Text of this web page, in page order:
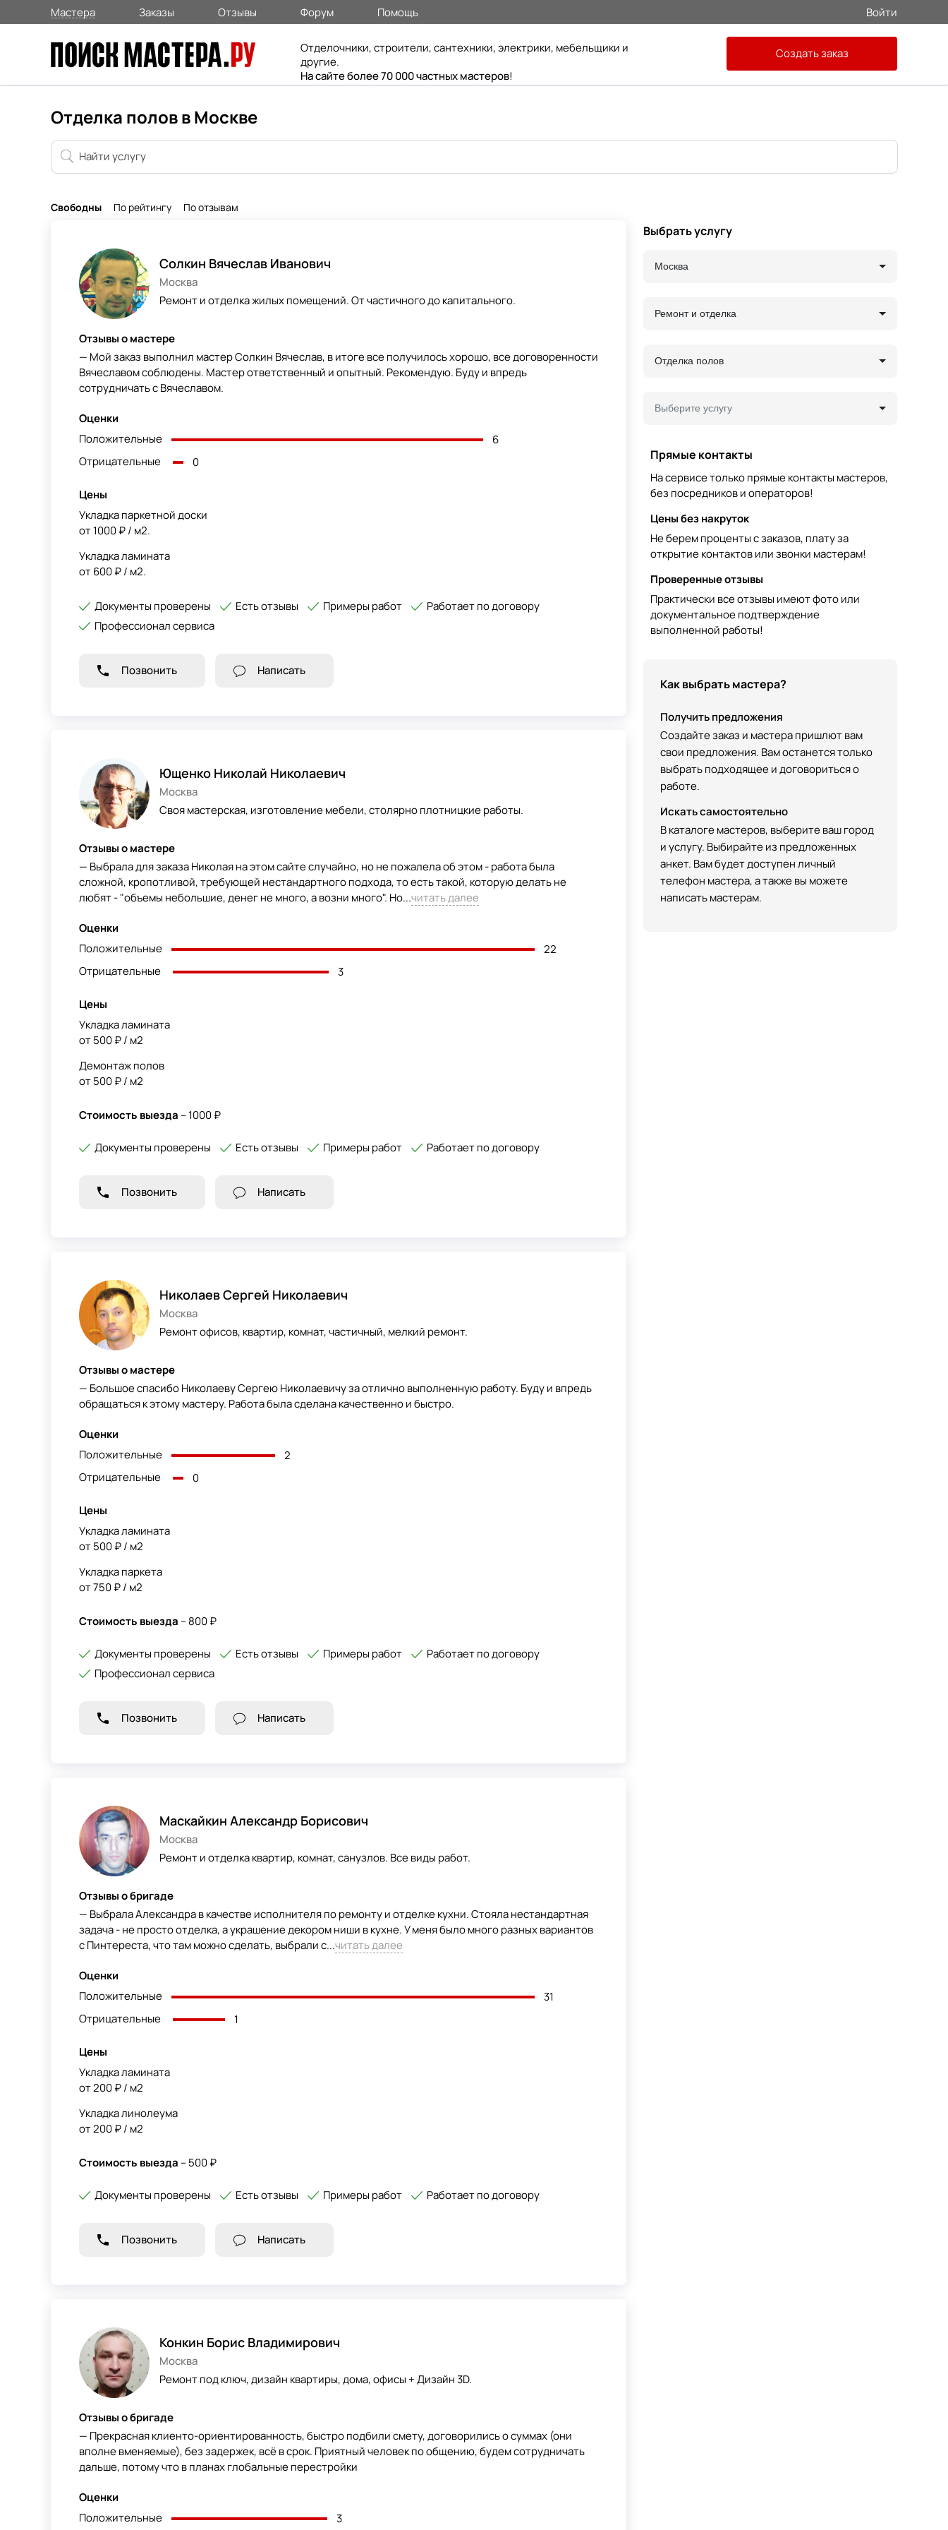
Мастера Заказы Отзывы Форум Помощь Войти
Отделочники, строители, сантехники, электрики, мебельщики и
другие.
На сайте более 70 000 частных мастеров!
Создать заказ
Отделка полов в Москве
Свободны По рейтингу По отзывам
Солкин Вячеслав Иванович
Москва
Ремонт и отделка жилых помещений. От частичного до капитального.
Отзывы о мастере
— Мой заказ выполнил мастер Солкин Вячеслав, в итоге все получилось хорошо, все договоренности
Вячеславом соблюдены. Мастер ответственный и опытный. Рекомендую. Буду и впредь
сотрудничать с Вячеславом.
Оценки
Положительные
6
Отрицательные
0
Цены
Укладка паркетной доски
от 1000 ₽ / м2.
Укладка ламината
от 600 ₽ / м2.
Документы проверены Есть отзывы Примеры работ
Работает по договору
Профессионал сервиса
Позвонить Написать
Ющенко Николай Николаевич
Москва
Своя мастерская, изготовление мебели, столярно плотницкие работы.
Отзывы о мастере
— Выбрала для заказа Николая на этом сайте случайно, но не пожалела об этом - работа была
сложной, кропотливой, требующей нестандартного подхода, то есть такой, которую делать не
любят - "объемы небольшие, денег не много, а возни много". Но...читать далее
Оценки
Положительные
22
Отрицательные
3
Цены
Укладка ламината
от 500 ₽ / м2
Демонтаж полов
от 500 ₽ / м2
Стоимость выезда – 1000 ₽
Документы проверены Есть отзывы Примеры работ Работает по договору
Позвонить Написать
Николаев Сергей Николаевич
Москва
Ремонт офисов, квартир, комнат, частичный, мелкий ремонт.
Отзывы о мастере
— Большое спасибо Николаеву Сергею Николаевичу за отлично выполненную работу. Буду и впредь
обращаться к этому мастеру. Работа была сделана качественно и быстро.
Оценки
Положительные
2
Отрицательные
0
Цены
Укладка ламината
от 500 ₽ / м2
Укладка паркета
от 750 ₽ / м2
Стоимость выезда – 800 ₽
Документы проверены Есть отзывы Примеры работ
Работает по договору
Профессионал сервиса
Позвонить Написать
Маскайкин Александр Борисович
Москва
Ремонт и отделка квартир, комнат, санузлов. Все виды работ.
Отзывы о бригаде
— Выбрала Александра в качестве исполнителя по ремонту и отделке кухни. Стояла нестандартная
задача - не просто отделка, а украшение декором ниши в кухне. У меня было много разных вариантов
с Пинтереста, что там можно сделать, выбрали с...читать далее
Оценки
Положительные
31
Отрицательные
1
Цены
Укладка ламината
от 200 ₽ / м2
Укладка линолеума
от 200 ₽ / м2
Стоимость выезда – 500 ₽
Документы проверены Есть отзывы Примеры работ Работает по договору
Позвонить Написать
Конкин Борис Владимирович
Москва
Ремонт под ключ, дизайн квартиры, дома, офисы + Дизайн 3D.
Отзывы о бригаде
— Прекрасная клиенто-ориентированность, быстро подбили смету, договорились о суммах (они
вполне вменяемые), без задержек, всё в срок. Приятный человек по общению, будем сотрудничать
дальше, потому что в планах глобальные перестройки
Оценки
Положительные
3
Выбрать услугу
Москва
Ремонт и отделка
Отделка полов
Выберите услугу
Прямые контакты
На сервисе только прямые контакты мастеров,
без посредников и операторов!
Цены без накруток
Не берем проценты с заказов, плату за
открытие контактов или звонки мастерам!
Проверенные отзывы
Практически все отзывы имеют фото или
документальное подтверждение
выполненной работы!
Как выбрать мастера?
Получить предложения
Создайте заказ и мастера пришлют вам
свои предложения. Вам останется только
выбрать подходящее и договориться о
работе.
Искать самостоятельно
В каталоге мастеров, выберите ваш город
и услугу. Выбирайте из предложенных
анкет. Вам будет доступен личный
телефон мастера, а также вы можете
написать мастерам.